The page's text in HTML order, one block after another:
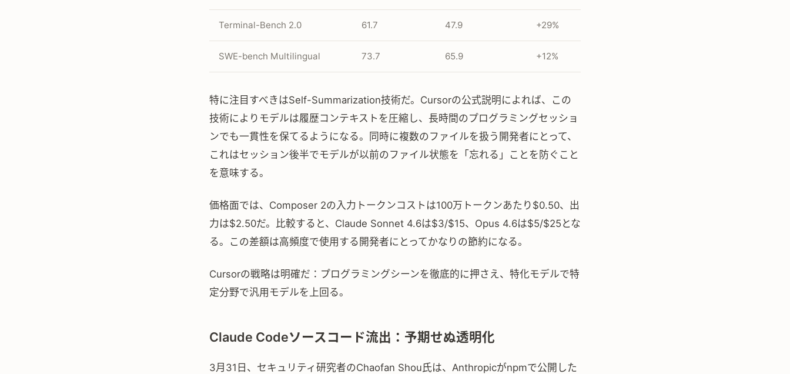
Terminal-Bench 2.0 61.7 47.9 +29%
SWE-bench Multilingual 73.7 65.9 +12%
特に注目すべきはSelf-Summarization技術だ。Cursorの公式説明によれば、この
技術によりモデルは履歴コンテキストを圧縮し、長時間のプログラミングセッショ
ンでも一貫性を保てるようになる。同時に複数のファイルを扱う開発者にとって、
これはセッション後半でモデルが以前のファイル状態を「忘れる」ことを防ぐこと
を意味する。
価格面では、Composer 2の入力トークンコストは100万トークンあたり$0.50、出
力は$2.50だ。比較すると、Claude Sonnet 4.6は$3/$15、Opus 4.6は$5/$25とな
る。この差額は高頻度で使用する開発者にとってかなりの節約になる。
Cursorの戦略は明確だ：プログラミングシーンを徹底的に押さえ、特化モデルで特
定分野で汎用モデルを上回る。
Claude Codeソースコード流出：予期せぬ透明化
3月31日、セキュリティ研究者のChaofan Shou氏は、Anthropicがnpmで公開した